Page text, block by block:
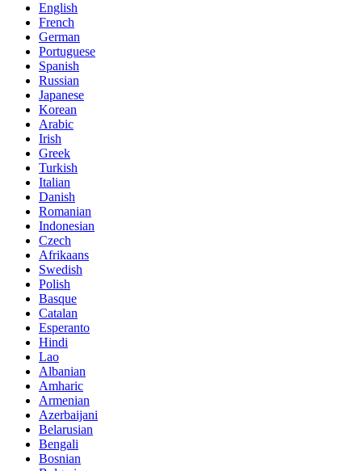
English
French
German
Portuguese
Spanish
Russian
Japanese
Korean
Arabic
Irish
Greek
Turkish
Italian
Danish
Romanian
Indonesian
Czech
Afrikaans
Swedish
Polish
Basque
Catalan
Esperanto
Hindi
Lao
Albanian
Amharic
Armenian
Azerbaijani
Belarusian
Bengali
Bosnian